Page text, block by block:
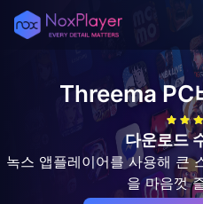
ThreemaPC
다운로드
녹스 앱플레이어를 사용해 큰
을 마음껏